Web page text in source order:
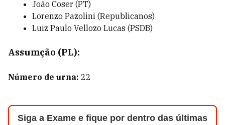
João Coser (PT)
Lorenzo Pazolini (Republicanos)
Luiz Paulo Vellozo Lucas (PSDB)
Assumção (PL):
Número de urna: 22
Siga a Exame e fique por dentro das últimas